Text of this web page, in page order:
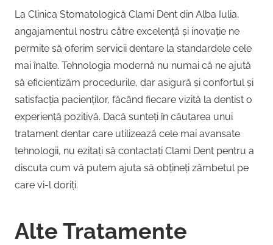
La Clinica Stomatologică Clami Dent din Alba Iulia,
angajamentul nostru către excelență și inovație ne
permite să oferim servicii dentare la standardele cele
mai înalte. Tehnologia modernă nu numai că ne ajută
să eficientizăm procedurile, dar asigură și confortul și
satisfacția pacienților, făcând fiecare vizită la dentist o
experiență pozitivă. Dacă sunteți în căutarea unui
tratament dentar care utilizează cele mai avansate
tehnologii, nu ezitați să contactați Clami Dent pentru a
discuta cum vă putem ajuta să obțineți zâmbetul pe
care vi-l doriți.
Alte Tratamente